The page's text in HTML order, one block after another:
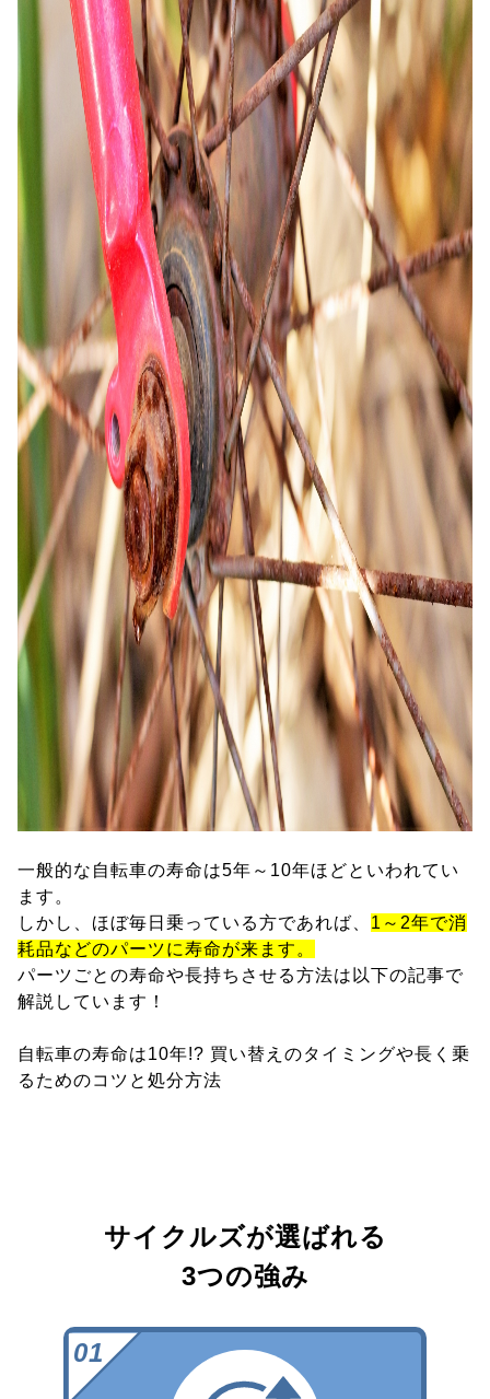
一般的な自転車の寿命は5年～10年ほどといわれてい
ます。
しかし、ほぼ毎日乗っている方であれば、 1～2年で消
耗品などのパーツに寿命が来ます。
パーツごとの寿命や長持ちさせる方法は以下の記事で
解説しています！
自転車の寿命は10年!? 買い替えのタイミングや長く乗
るためのコツと処分方法
サイクルズが選ばれる
3つの強み